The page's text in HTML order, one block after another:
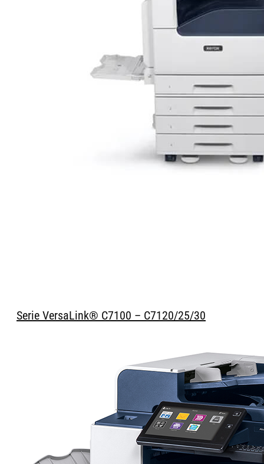
Serie VersaLink® C7100 – C7120/25/30